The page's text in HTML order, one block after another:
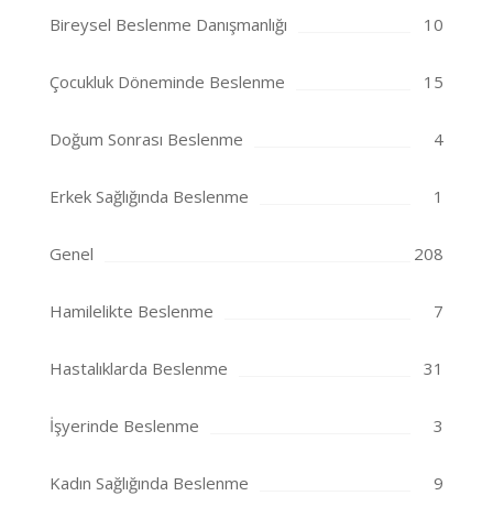
Bireysel Beslenme Danışmanlığı 10
Çocukluk Döneminde Beslenme 15
Doğum Sonrası Beslenme 4
Erkek Sağlığında Beslenme 1
Genel 208
Hamilelikte Beslenme 7
Hastalıklarda Beslenme 31
İşyerinde Beslenme 3
Kadın Sağlığında Beslenme 9